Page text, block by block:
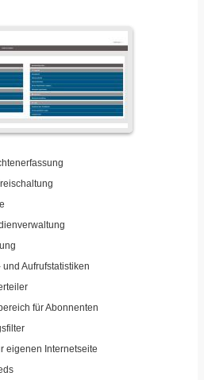
und Aufrufstatistiken
für Abonnenten
eigenen Internetseite